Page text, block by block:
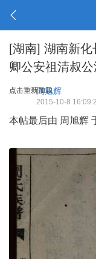
[湖南] 湖南新化
卿公安祖清叔
点击重新加载
周旭辉
2015-10-8
本帖最后由 周旭辉